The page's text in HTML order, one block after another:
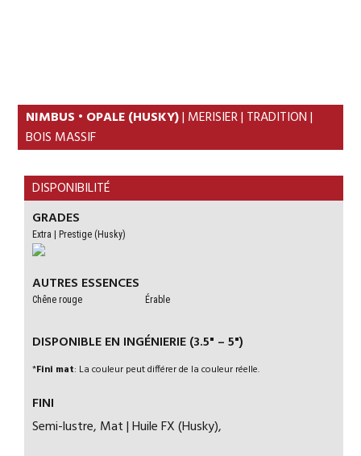
NIMBUS • OPALE (HUSKY)| MERISIER | TRADITION |
BOIS MASSIF
DISPONIBILITÉ
GRADES
Extra | Prestige (Husky)
AUTRES ESSENCES
Chêne rouge Érable
DISPONIBLE EN INGÉNIERIE (3.5" – 5")
*Fini mat: La couleur peut différer de la couleur réelle.
FINI
Semi-lustre, Mat | Huile FX (Husky),